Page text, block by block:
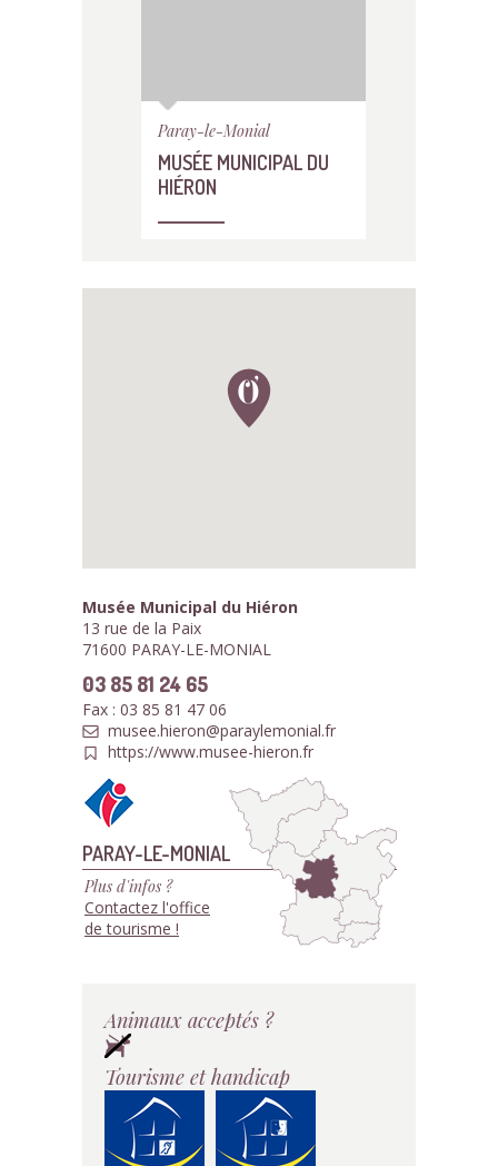
Paray-le-Monial
MUSÉE MUNICIPAL DU
HIÉRON
Musée Municipal du Hiéron
13 rue de la Paix
71600 PARAY-LE-MONIAL
03 85 81 24 65
Fax : 03 85 81 47 06
musee.hieron@paraylemonial.fr
https://www.musee-hieron.fr
PARAY-LE-MONIAL
Plus d'infos ?
Contactez l'office
de tourisme !
Animaux acceptés ?
Tourisme et handicap